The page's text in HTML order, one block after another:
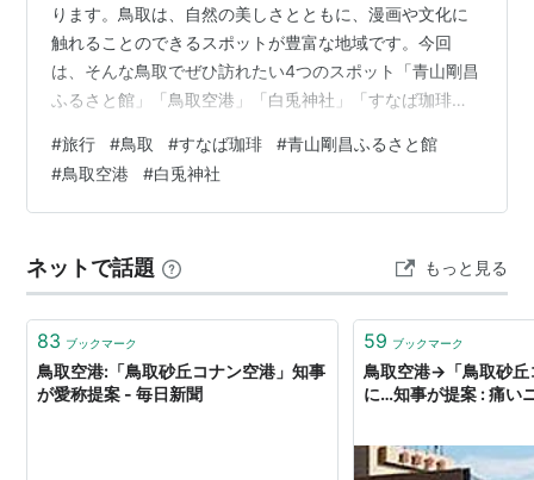
ります。鳥取は、自然の美しさとともに、漫画や文化に
触れることのできるスポットが豊富な地域です。今回
は、そんな鳥取でぜひ訪れたい4つのスポット「青山剛昌
ふるさと館」「鳥取空港」「白兎神社」「すなば珈琲」
ふるさと館 青山剛昌ふるさと館は、名探偵コナンの作者
である青山剛昌さんの故郷、鳥取県北栄町にある施設で
す。コナンファンにはたまらない場所で、館内には青山
い。特に「名探偵コナン」の原画や設定資料などは貴重
なものばかりで、ファンにとっては…
#旅行 #鳥取 #すなば珈琲 #青山剛昌ふるさと館
#鳥取空港 #白兎神社
ネットで話題 もっと見る
83 ブックマーク
鳥取空港:「鳥取砂丘コナン空港」知事
が愛称提案 - 毎日新聞
59 ブックマーク
鳥取空港→「鳥取砂丘
に…知事が提案 : 痛い